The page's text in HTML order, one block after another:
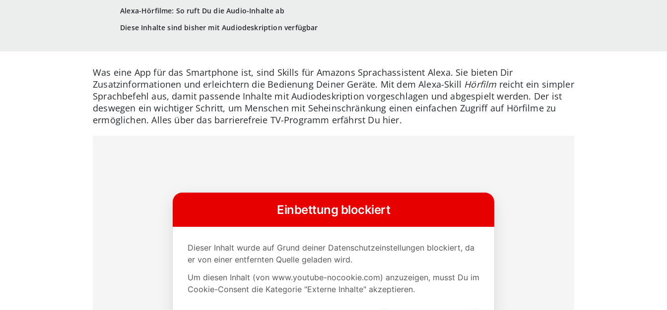
Alexa-Hörfilme: So ruft Du die Audio-Inhalte ab
Diese Inhalte sind bisher mit Audiodeskription verfügbar
Was eine App für das Smartphone ist, sind Skills für Amazons Sprachassistent Alexa. Sie bieten Dir
Zusatzinformationen und erleichtern die Bedienung Deiner Geräte. Mit dem Alexa-Skill Hörfilm reicht ein simpler
Sprachbefehl aus, damit passende Inhalte mit Audiodeskription vorgeschlagen und abgespielt werden. Der ist
deswegen ein wichtiger Schritt, um Menschen mit Seheinschränkung einen einfachen Zugriff auf Hörfilme zu
ermöglichen. Alles über das barrierefreie TV-Programm erfährst Du hier.